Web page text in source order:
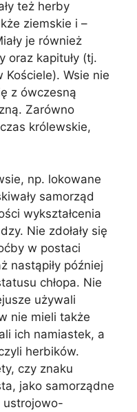
też herby
ziemskie i –
je również
oraz kapituły (tj.
Wsie nie
z ówczesną
Zarówno
królewskie,
np. lokowane
samorząd
wykształcenia
Nie zdołały się
w postaci
nastąpiły później
chłopa. Nie
używali
nie mieli także
ich namiastek, a
herbików.
czy znaku
jako samorządne
ustrojowo-